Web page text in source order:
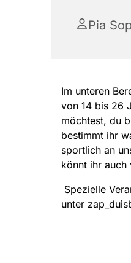
Pia
Im unteren
von 14 bis 26
möchtest, du
bestimmt ihr
sportlich an
könnt ihr auch
Spezielle
unter